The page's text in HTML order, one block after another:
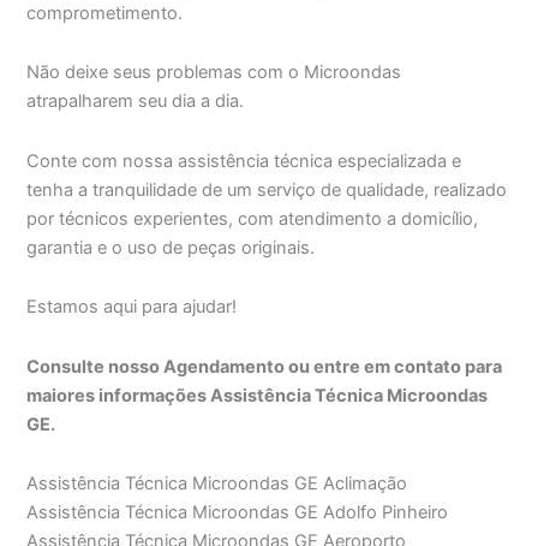
comprometimento.
Não deixe seus problemas com o Microondas
atrapalharem seu dia a dia.
Conte com nossa assistência técnica especializada e
tenha a tranquilidade de um serviço de qualidade, realizado
por técnicos experientes, com atendimento a domicílio,
garantia e o uso de peças originais.
Estamos aqui para ajudar!
Consulte nosso Agendamento ou entre em contato para
maiores informações Assistência Técnica Microondas
GE.
Assistência Técnica Microondas GE Aclimação
Assistência Técnica Microondas GE Adolfo Pinheiro
Assistência Técnica Microondas GE Aeroporto